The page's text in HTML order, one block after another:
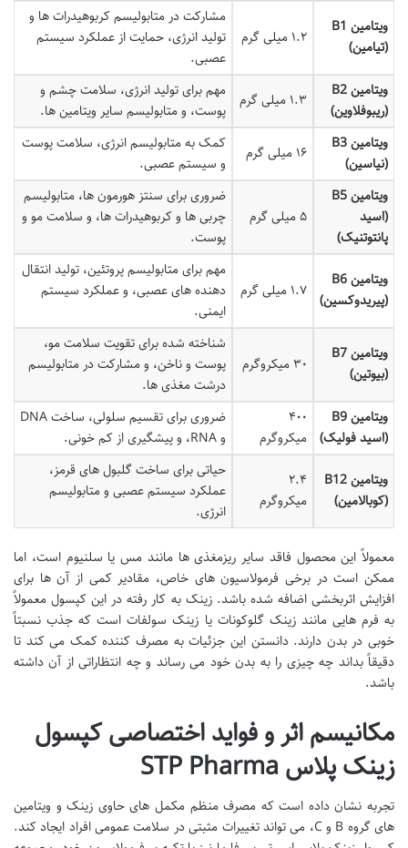
ویتامین B1
(تیامین)
۱.۲ میلی گرم
مشارکت در متابولیسم کربوهیدرات ها و
تولید انرژی، حمایت از عملکرد سیستم
عصبی.
ویتامین B2
(ریبوفلاوین)
۱.۳ میلی گرم
مهم برای تولید انرژی، سلامت چشم و
پوست، و متابولیسم سایر ویتامین ها.
ویتامین B3
(نیاسین)
۱۶ میلی گرم
کمک به متابولیسم انرژی، سلامت پوست
و سیستم عصبی.
ویتامین B5
(اسید
پانتوتنیک)
۵ میلی گرم
ضروری برای سنتز هورمون ها، متابولیسم
چربی ها و کربوهیدرات ها، و سلامت مو و
پوست.
ویتامین B6
(پیریدوکسین)
۱.۷ میلی گرم
مهم برای متابولیسم پروتئین، تولید انتقال
دهنده های عصبی، و عملکرد سیستم
ایمنی.
ویتامین B7
(بیوتین)
۳۰ میکروگرم
شناخته شده برای تقویت سلامت مو،
پوست و ناخن، و مشارکت در متابولیسم
درشت مغذی ها.
ویتامین B9
(اسید فولیک)
۴۰۰
میکروگرم
ضروری برای تقسیم سلولی، ساخت DNA
و RNA، و پیشگیری از کم خونی.
ویتامین B12
(کوبالامین)
۲.۴
میکروگرم
حیاتی برای ساخت گلبول های قرمز،
عملکرد سیستم عصبی و متابولیسم
انرژی.
معمولاً این محصول فاقد سایر ریزمغذی ها مانند مس یا سلنیوم است، اما
ممکن است در برخی فرمولاسیون های خاص، مقادیر کمی از آن ها برای
افزایش اثربخشی اضافه شده باشد. زینک به کار رفته در این کپسول معمولاً
به فرم هایی مانند زینک گلوکونات یا زینک سولفات است که جذب نسبتاً
خوبی در بدن دارند. دانستن این جزئیات به مصرف کننده کمک می کند تا
دقیقاً بداند چه چیزی را به بدن خود می رساند و چه انتظاراتی از آن داشته
باشد.
مکانیسم اثر و فواید اختصاصی کپسول
زینک پلاس STP Pharma
تجربه نشان داده است که مصرف منظم مکمل های حاوی زینک و ویتامین
های گروه B و C، می تواند تغییرات مثبتی در سلامت عمومی افراد ایجاد کند.